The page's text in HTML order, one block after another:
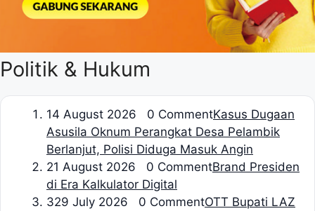
Politik & Hukum
14 August 2026 0 CommentKasus Dugaan
Asusila Oknum Perangkat Desa Pelambik
Berlanjut, Polisi Diduga Masuk Angin
21 August 2026 0 CommentBrand Presiden
di Era Kalkulator Digital
329 July 2026 0 CommentOTT Bupati LAZ